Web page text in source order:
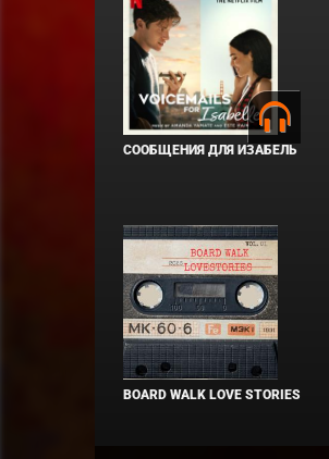
СООБЩЕНИЯ ДЛЯ ИЗАБЕЛЬ
BOARD WALK LOVE STORIES